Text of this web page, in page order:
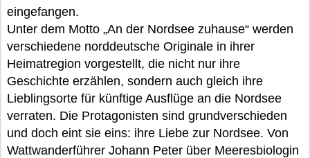
eingefangen.
Unter dem Motto „An der Nordsee zuhause“ werden
verschiedene norddeutsche Originale in ihrer
Heimatregion vorgestellt, die nicht nur ihre
Geschichte erzählen, sondern auch gleich ihre
Lieblingsorte für künftige Ausflüge an die Nordsee
verraten. Die Protagonisten sind grundverschieden
und doch eint sie eins: ihre Liebe zur Nordsee. Von
Wattwanderführer Johann Peter über Meeresbiologin